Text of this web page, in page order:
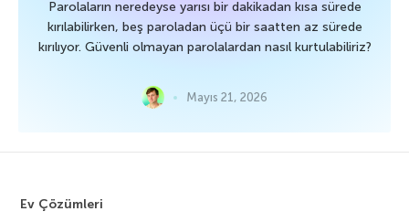
Parolaların neredeyse yarısı bir dakikadan kısa sürede
kırılabilirken, beş paroladan üçü bir saatten az sürede
kırılıyor. Güvenli olmayan parolalardan nasıl kurtulabiliriz?
Mayıs 21, 2026
Ev Çözümleri